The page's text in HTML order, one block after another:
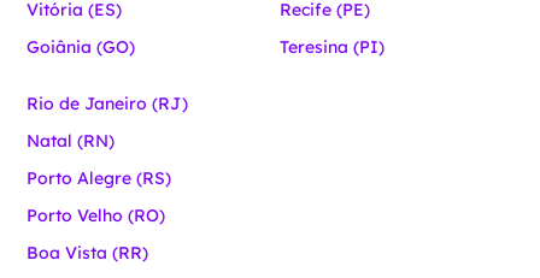
Vitória (ES)
Goiânia (GO)
Recife (PE)
Teresina (PI)
Rio de Janeiro (RJ)
Natal (RN)
Porto Alegre (RS)
Porto Velho (RO)
Boa Vista (RR)